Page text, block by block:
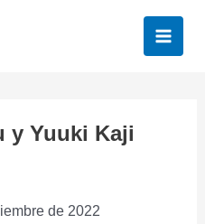
y Yuuki Kaji
de 2022